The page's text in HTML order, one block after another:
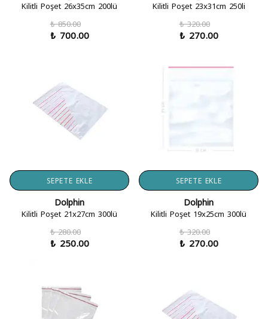
Kilitli Poşet 26x35cm 200lü
₺ 850.00
₺ 700.00
Kilitli Poşet 23x31cm 250li
₺ 320.00
₺ 270.00
SEPETE EKLE
Dolphin
Kilitli Poşet 21x27cm 300lü
₺ 280.00
₺ 250.00
SEPETE EKLE
Dolphin
Kilitli Poşet 19x25cm 300lü
₺ 320.00
₺ 270.00